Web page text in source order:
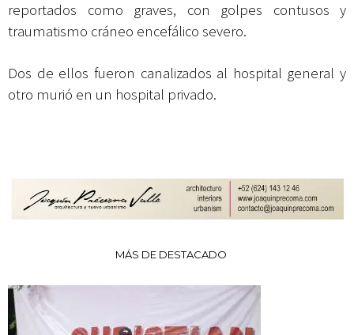
reportados como graves, con golpes contusos y
traumatismo cráneo encefálico severo.
Dos de ellos fueron canalizados al hospital general y
otro murió en un hospital privado.
MÁS DE DESTACADO